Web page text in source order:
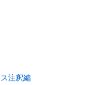
注釈編